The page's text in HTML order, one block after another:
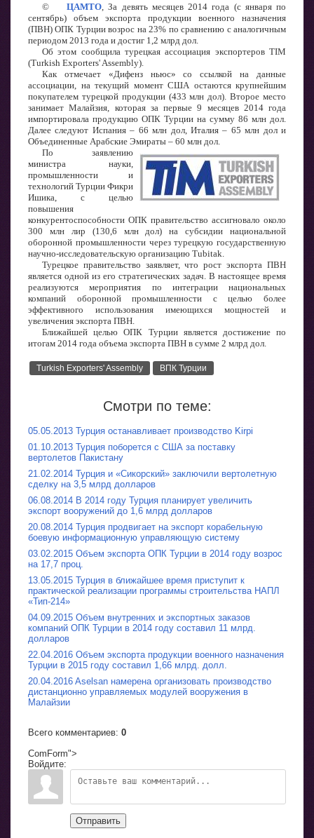
© ЦАМТО , За девять месяцев 2014 года (с января по
сентябрь) объем экспорта продукции военного назначения
(ПВН) ОПК Турции возрос на 23% по сравнению с аналогичным
периодом 2013 года и достиг 1,2 млрд дол.
Об этом сообщила турецкая ассоциация экспортеров TIM
(Turkish Exporters' Assembly).
Как отмечает «Дифенз ньюс» со ссылкой на данные
ассоциации, на текущий момент США остаются крупнейшим
покупателем турецкой продукции (433 млн дол). Второе место
занимает Малайзия, которая за первые 9 месяцев 2014 года
импортировала продукцию ОПК Турции на сумму 86 млн дол.
Далее следуют Испания – 66 млн дол, Италия – 65 млн дол и
Объединенные Арабские Эмираты – 60 млн дол.
По заявлению
министра науки,
промышленности и
технологий Турции Фикри
Ишика, с целью
повышения
конкурентоспособности ОПК правительство ассигновало около
300 млн лир (130,6 млн дол) на субсидии национальной
оборонной промышленности через турецкую государственную
научно-исследовательскую организацию Tubitak.
Турецкое правительство заявляет, что рост экспорта ПВН
является одной из его стратегических задач. В настоящее время
реализуются мероприятия по интеграции национальных
компаний оборонной промышленности с целью более
эффективного использования имеющихся мощностей и
увеличения экспорта ПВН.
Ближайшей целью ОПК Турции является достижение по
итогам 2014 года объема экспорта ПВН в сумме 2 млрд дол.
Turkish Exporters' Assembly ВПК Турции
Смотри по теме:
05.05.2013 Турция останавливает производство Kirpi
01.10.2013 Турция поборется с США за поставку
вертолетов Пакистану
21.02.2014 Турция и «Сикорский» заключили вертолетную
сделку на 3,5 млрд долларов
06.08.2014 В 2014 году Турция планирует увеличить
экспорт вооружений до 1,6 млрд долларов
20.08.2014 Турция продвигает на экспорт корабельную
боевую информационную управляющую систему
03.02.2015 Объем экспорта ОПК Турции в 2014 году возрос
на 17,7 проц.
13.05.2015 Турция в ближайшее время приступит к
практической реализации программы строительства НАПЛ
«Тип-214»
04.09.2015 Объем внутренних и экспортных заказов
компаний ОПК Турции в 2014 году составил 11 млрд.
долларов
22.04.2016 Объем экспорта продукции военного назначения
Турции в 2015 году составил 1,66 млрд. долл.
20.04.2016 Aselsan намерена организовать производство
дистанционно управляемых модулей вооружения в
Малайзии
Всего комментариев: 0
ComForm">
Войдите:
Отправить